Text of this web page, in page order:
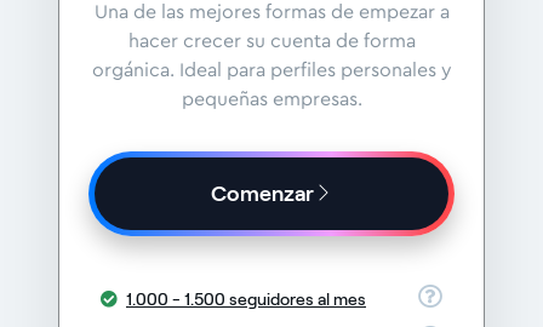
Una de las mejores formas de empezar a
hacer crecer su cuenta de forma
orgánica. Ideal para perfiles personales y
pequeñas empresas.
Comenzar
1.000 - 1.500 seguidores al mes